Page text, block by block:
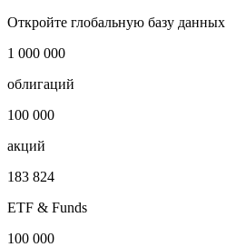
Откройте глобальную базу данных
1 000 000
облигаций
100 000
акций
183 824
ETF & Funds
100 000